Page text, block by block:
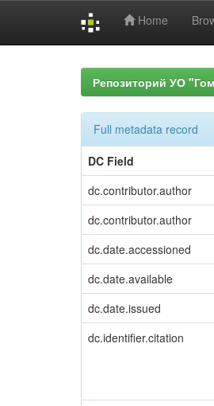
Home
Репозиторий УО
Full metadata record
DC Field
dc.contributor.author
dc.contributor.author
dc.date.accessioned
dc.date.available
dc.date.issued
dc.identifier.citation